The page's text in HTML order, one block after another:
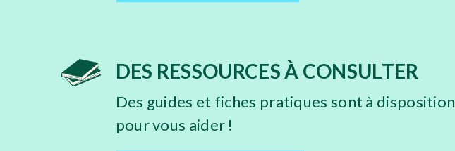
DES RESSOURCES À CONSULTER
Des guides et fiches pratiques sont à disposition
pour vous aider !